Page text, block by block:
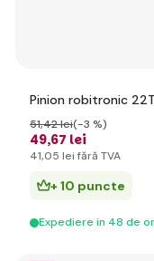
Pinion robitronic
49,67 lei
51,42 lei(-3 %)
41,05 lei fără TVA
+ 10 puncte
Expediere in 48 de